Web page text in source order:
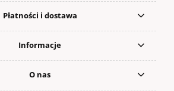
Płatności i dostawa
Informacje
O nas